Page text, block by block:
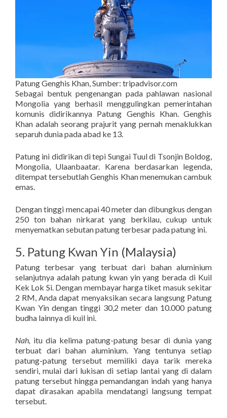
Patung Genghis Khan, Sumber: tripadvisor.com
Sebagai bentuk pengenangan pada pahlawan nasional
Mongolia yang berhasil menggulingkan pemerintahan
komunis didirikannya Patung Genghis Khan. Genghis
Khan adalah seorang prajurit yang pernah menaklukkan
separuh dunia pada abad ke 13.
Patung ini didirikan di tepi Sungai Tuul di Tsonjin Boldog,
Mongolia, Ulaanbaatar. Karena berdasarkan legenda,
ditempat tersebutlah Genghis Khan menemukan cambuk
emas.
Dengan tinggi mencapai 40 meter dan dibungkus dengan
250 ton bahan nirkarat yang berkilau, cukup untuk
menyematkan sebutan patung terbesar pada patung ini.
5. Patung Kwan Yin (Malaysia)
Patung terbesar yang terbuat dari bahan aluminium
selanjutnya adalah patung kwan yin yang berada di Kuil
Kek Lok Si. Dengan membayar harga tiket masuk sekitar
2 RM, Anda dapat menyaksikan secara langsung Patung
Kwan Yin dengan tinggi 30,2 meter dan 10.000 patung
budha lainnya di kuil ini.
Nah, itu dia kelima patung-patung besar di dunia yang
terbuat dari bahan aluminium. Yang tentunya setiap
patung-patung tersebut memiliki daya tarik mereka
sendiri, mulai dari lukisan di setiap lantai yang di dalam
patung tersebut hingga pemandangan indah yang hanya
dapat dirasakan apabila mendatangi langsung tempat
tersebut.